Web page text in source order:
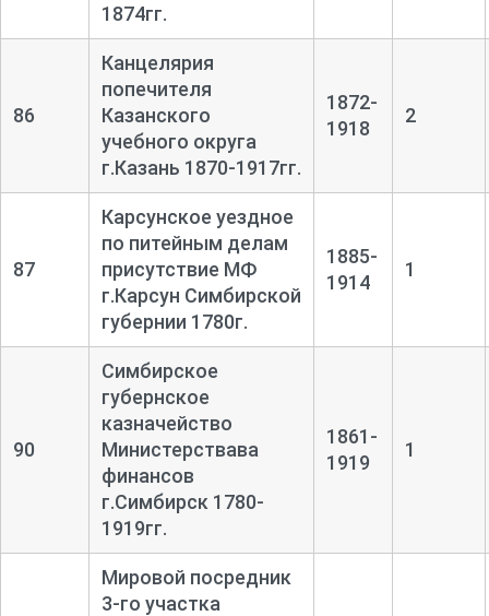
1874гг.
86
Канцелярия
попечителя
Казанского
учебного округа
г.Казань 1870-1917гг.
1872-
1918
2
87
Карсунское уездное
по питейным делам
присутствие МФ
г.Карсун Симбирской
губернии 1780г.
1885-
1914
1
90
Симбирское
губернское
казначейство
Министерствава
финансов
г.Симбирск 1780-
1919гг.
1861-
1919
1
Мировой посредник
3-го участка